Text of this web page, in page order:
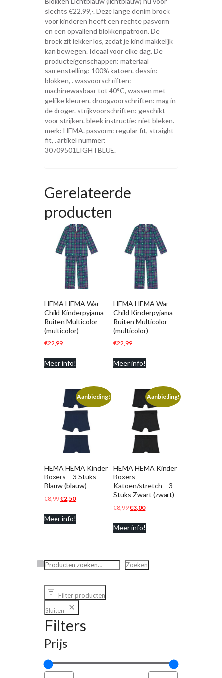
slechts €22.99,-. Deze lange denim broek
voor kinderen heeft een rechte pasvorm
en een opvallend blokkenpatroon. De
broek zit lekker los, zodat je kind makkelijk
kan bewegen. Ideaal voor elke dag. De
producteigenschappen: materiaal
samenstelling: 100% katoen. dessin:
blokken, . wasvoorschriften:
machinewasbaar tot 40°C, wassen met
gelijke kleuren. droogvoorschriften: mag in
de droger. strijkvoorschriften: geschikt
voor strijken. bleek instructie: niet bleken.
merk: HEMA. pasvorm: regular fit, straight
fit, . artikel nummer:
30709501LIGHTBLUE.
Gerelateerde
producten
HEMA HEMA War
Child Kinderpyjama
Ruiten Multicolor
(multicolor)
€22,99
Meer info!
HEMA HEMA War
Child Kinderpyjama
Ruiten Multicolor
(multicolor)
€22,99
Meer info!
Aanbieding!
HEMA HEMA Kinder
Boxers – 3 Stuks
Blauw (blauw)
€8,99Oorspronkelijke
was:
€2,50Huidige
Meer info!
Aanbieding!
HEMA HEMA Kinder
Boxers
Katoen/stretch – 3
Stuks Zwart (zwart)
€8,99Oorspronkelijke
was:
€3,00Huidige
Meer info!
Zoeken Zoeken
Filter producten
Sluiten
Filters
Prijs